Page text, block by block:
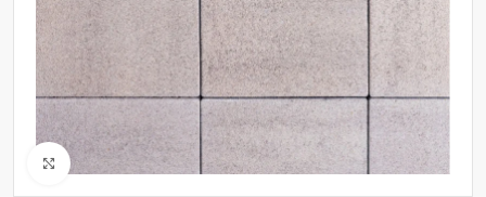
Click to enlarge